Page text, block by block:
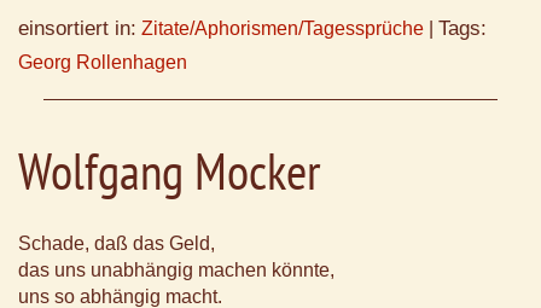
einsortiert in: Zitate/Aphorismen/Tagessprüche Tags:
Georg Rollenhagen
Wolfgang Mocker
Schade, daß das Geld,
das uns unabhängig machen könnte,
uns so abhängig macht.